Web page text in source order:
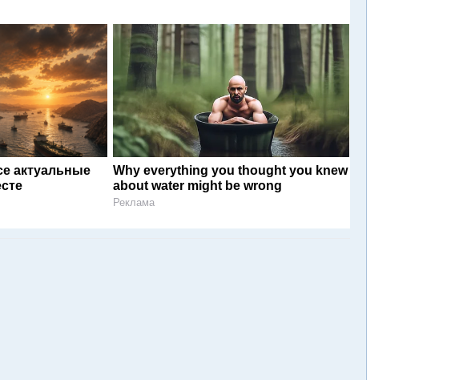
актуальные
Why everything you thought you knew
about water might be wrong
Реклама